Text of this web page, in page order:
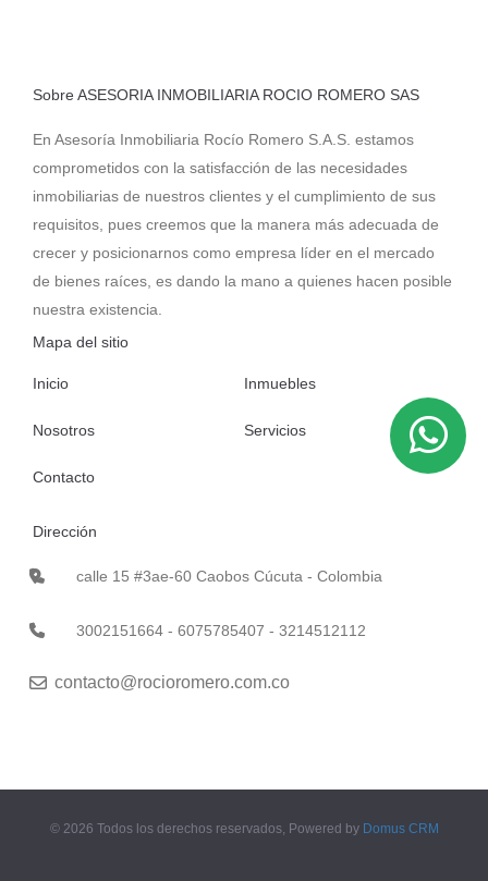
Sobre ASESORIA INMOBILIARIA ROCIO ROMERO SAS
En Asesoría Inmobiliaria Rocío Romero S.A.S. estamos
comprometidos con la satisfacción de las necesidades
inmobiliarias de nuestros clientes y el cumplimiento de sus
requisitos, pues creemos que la manera más adecuada de
crecer y posicionarnos como empresa líder en el mercado
de bienes raíces, es dando la mano a quienes hacen posible
nuestra existencia.
Mapa del sitio
Inicio Inmuebles
Nosotros Servicios
Contacto
Dirección
calle 15 #3ae-60 Caobos Cúcuta - Colombia
3002151664 - 6075785407 - 3214512112
contacto@rocioromero.com.co
© 2026 Todos los derechos reservados, Powered by Domus CRM